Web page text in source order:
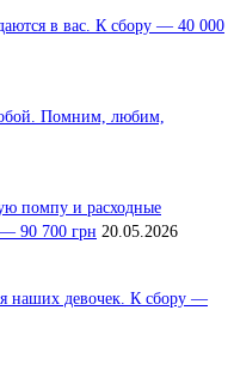
в вас. К сбору — 40 000
Помним, любим,
помпу и расходные
90 700 грн 20.05.2026
наших девочек. К сбору —